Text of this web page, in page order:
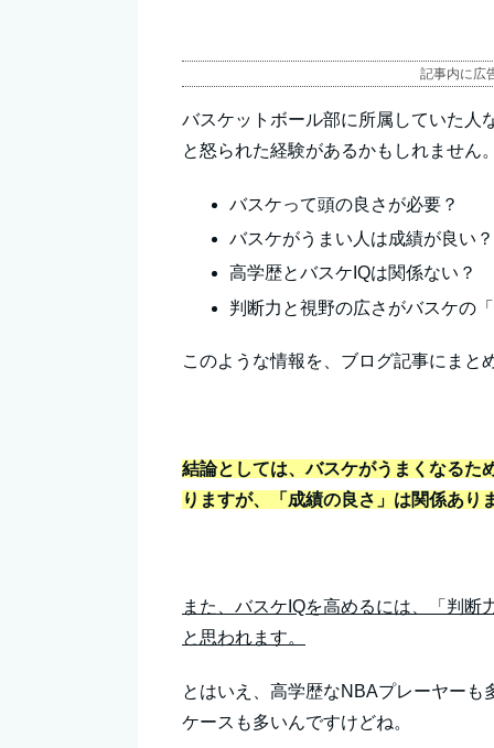
記事内に広
バスケットボール部に所属していた人
と怒られた経験があるかもしれません
バスケって頭の良さが必要？
バスケがうまい人は成績が良い？
高学歴とバスケIQは関係ない？
判断力と視野の広さがバスケの「
このような情報を、ブログ記事にまと
結論としては、バスケがうまくなるた
りますが、「成績の良さ」は関係あり
また、バスケIQを高めるには、「判
と思われます。
とはいえ、高学歴なNBAプレーヤーも
ケースも多いんですけどね。